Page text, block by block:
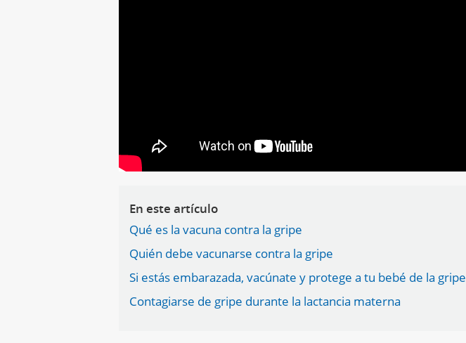
En este artículo
Qué es la vacuna contra la gripe
Quién debe vacunarse contra la gripe
Si estás embarazada, vacúnate y protege a tu bebé de la gripe
Contagiarse de gripe durante la lactancia materna